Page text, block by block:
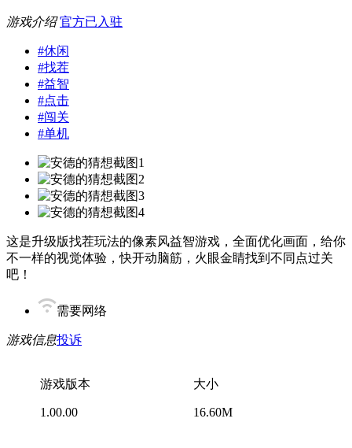
游戏介绍 官方已入驻
#休闲
#找茬
#益智
#点击
#闯关
#单机
这是升级版找茬玩法的像素风益智游戏，全面优化画面，给你
不一样的视觉体验，快开动脑筋，火眼金睛找到不同点过关
吧！
需要网络
游戏信息投诉
游戏版本
1.00.00
大小
16.60M